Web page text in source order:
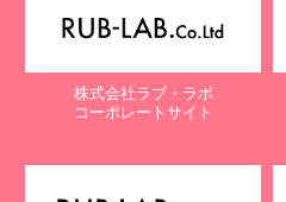
たします。これらの請求は、次の
〒761-0323 香川県高松市亀田町90-
株式会社ラブ・ラボ
電子メール：info@rub-lab.com
株式会社ラブ・ラボ
コーポレートサイト